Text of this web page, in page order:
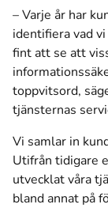
– Varje år har
identifiera vad
fint att se att
toppvitsord,
tjänsternas
Vi samlar in
Utifrån tidigare
utvecklat våra
bland annat på